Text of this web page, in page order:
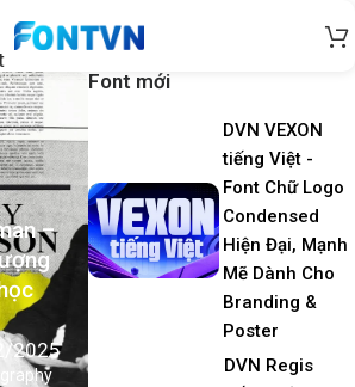
–
2025
Font mới
DVN VEXON
tiếng Việt -
Font Chữ Logo
Condensed
Hiện Đại, Mạnh
Mẽ Dành Cho
Branding &
Poster
DVN Regis